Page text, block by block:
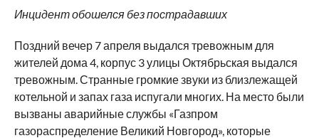
Инцидент обошелся без пострадавших
Поздний вечер 7 апреля выдался тревожным для
жителей дома 4, корпус 3 улицы Октябрьская выдался
тревожным. Странные громкие звуки из близлежащей
котельной и запах газа испугали многих. На место были
вызваны аварийные службы «Газпром
газораспределение Великий Новгород», которые